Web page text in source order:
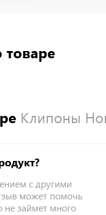
Клипоны
с другими
может помочь
не займет много